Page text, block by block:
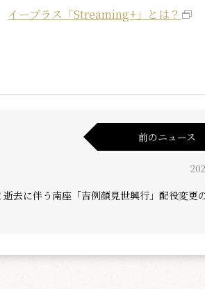
イープラス「Streaming+」とは？
前のニュース
逝去に伴う南座「吉例顔見世興行」配役変更